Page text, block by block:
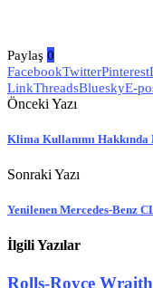
Paylaş 0
FacebookTwitterPinterest
LinkThreadsBlueskyE-
Önceki Yazı
Klima Kullanımı
Sonraki Yazı
Yenilenen Mercedes-Benz
İlgili Yazılar
Rolls-Royce Wraith